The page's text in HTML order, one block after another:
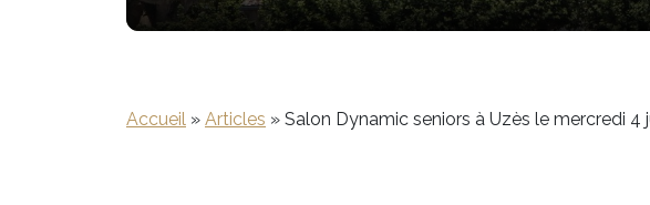
Accueil » Articles » Salon Dynamic seniors à Uzès le mercredi 4